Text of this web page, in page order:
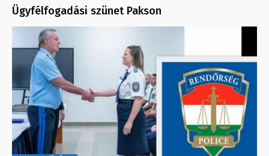
Ügyfélfogadási szünet Pakson